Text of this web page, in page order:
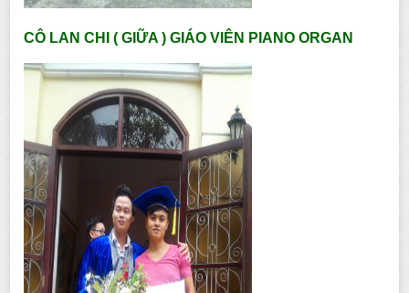
CÔ LAN CHI ( GIỮA ) GIÁO VIÊN PIANO ORGAN